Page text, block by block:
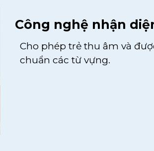
Công nghệ nhận
Cho phép trẻ thu âm và
chuẩn các từ vựng.